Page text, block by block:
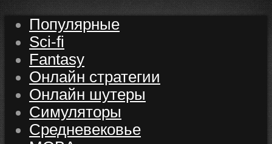
Популярные
Sci-fi
Fantasy
Онлайн стратегии
Онлайн шутеры
Симуляторы
Средневековье